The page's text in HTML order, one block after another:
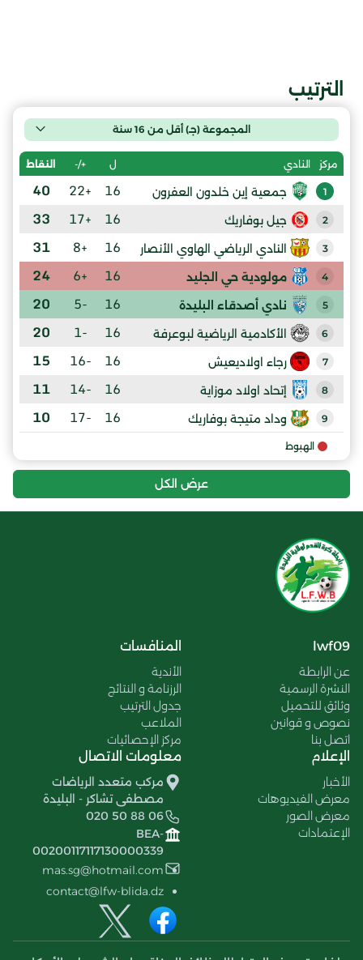
الترتيب
المجموعة (جـ) أقل من 16 سنة
مركز النادي ل +/- النقاط
1 جمعية إين خلدون العفرون 16
+22
40
2 جيل بوفاريك 16
+17
33
3 النادي الرياضي الهاوي الأنصار 16
+8
31
4 مولودية حي الجليد 16
+6
24
5 نادي أصدقاء البليدة 16
-5
20
6 الأكادمية الرياضية لبوعرفة 16
-1
20
7 رجاء اولاديعيش 16
-16
15
8 إتحاد اولاد موزاية 16
-14
11
9 وداد متيجة بوفاريك 16
-17
10
الهبوط
عرض الكل
lwf09
عن الرابطة
النشرة الرسمية
وثائق للتحميل
نصوص و قوانين
اتصل بنا
المنافسات
الأندية
الرزنامة و النتائج
جدول الترتيب
الملاعب
مركز الإحصائيات
الإعلام
الأخبار
معرض الفيديوهات
معرض الصور
الإعتمادات
معلومات الاتصال
مركب متعدد الرياضات
مصطفى تشاكر - البليدة
020 50 88 06
BEA-
00200117117130000339
mas.sg@hotmail.com
contact@lfw-blida.dz